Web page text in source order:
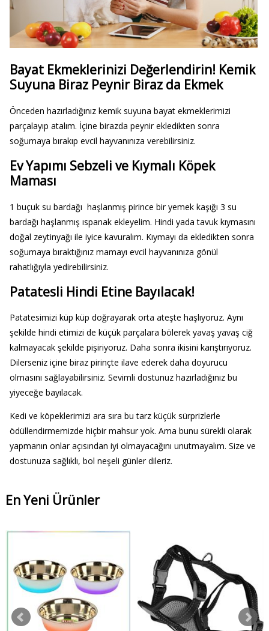
Bayat Ekmeklerinizi Değerlendirin! Kemik
Suyuna Biraz Peynir Biraz da Ekmek
Önceden hazırladığınız kemik suyuna bayat ekmeklerimizi
parçalayıp atalım. İçine birazda peynir ekledikten sonra
soğumaya bırakıp evcil hayvanınıza verebilirsiniz.
Ev Yapımı Sebzeli ve Kıymalı Köpek
Maması
1 buçuk su bardağı haşlanmış pirince bir yemek kaşığı 3 su
bardağı haşlanmış ıspanak ekleyelim. Hindi yada tavuk kıymasını
doğal zeytinyağı ile iyice kavuralım. Kıymayı da ekledikten sonra
soğumaya bıraktığınız mamayı evcil hayvanınıza gönül
rahatlığıyla yedirebilirsiniz.
Patatesli Hindi Etine Bayılacak!
Patatesimizi küp küp doğrayarak orta ateşte haşlıyoruz. Aynı
şekilde hindi etimizi de küçük parçalara bölerek yavaş yavaş ciğ
kalmayacak şekilde pişiriyoruz. Daha sonra ikisini karıştırıyoruz.
Dilerseniz içine biraz pirinçte ilave ederek daha doyurucu
olmasını sağlayabilirsiniz. Sevimli dostunuz hazırladığınız bu
yiyeceğe bayılacak.
Kedi ve köpeklerimizi ara sıra bu tarz küçük sürprizlerle
ödüllendirmemizde hiçbir mahsur yok. Ama bunu sürekli olarak
yapmanın onlar açısından iyi olmayacağını unutmayalım. Size ve
dostunuza sağlıklı, bol neşeli günler dileriz.
En Yeni Ürünler